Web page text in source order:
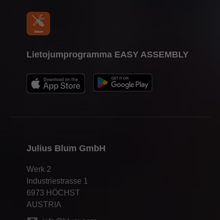
Julius Blum GmbH
Werk 2
Industriestrasse 1
6973 HÖCHST
AUSTRIA
Lietojumprogramma EASY ASSEMBLY